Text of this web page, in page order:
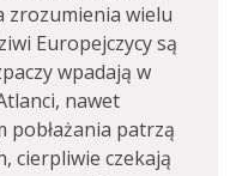
zrozumienia wielu
Europejczycy są
wpadają w
nawet
pobłażania patrzą
cierpliwie czekają